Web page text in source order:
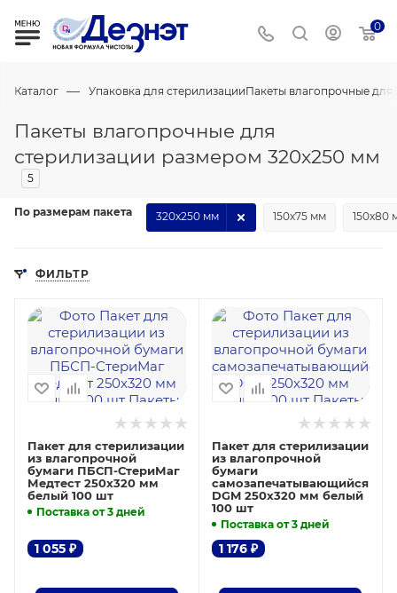
0
Каталог — Упаковка для стерилизацииПакеты влагопрочные для
Пакеты влагопрочные для
стерилизации размером 320х250 мм
5
По размерам пакета 150х75 мм 150х80
320х250 мм
ФИЛЬТР
Пакет для стерилизации
из влагопрочной
бумаги ПБСП-СтериМаг
Медтест 250х320 мм
белый 100 шт
Поставка от 3 дней
1 055 ₽
Пакет для стерилизации
из влагопрочной
бумаги
самозапечатывающийся
DGM 250х320 мм белый
100 шт
Поставка от 3 дней
1 176₽